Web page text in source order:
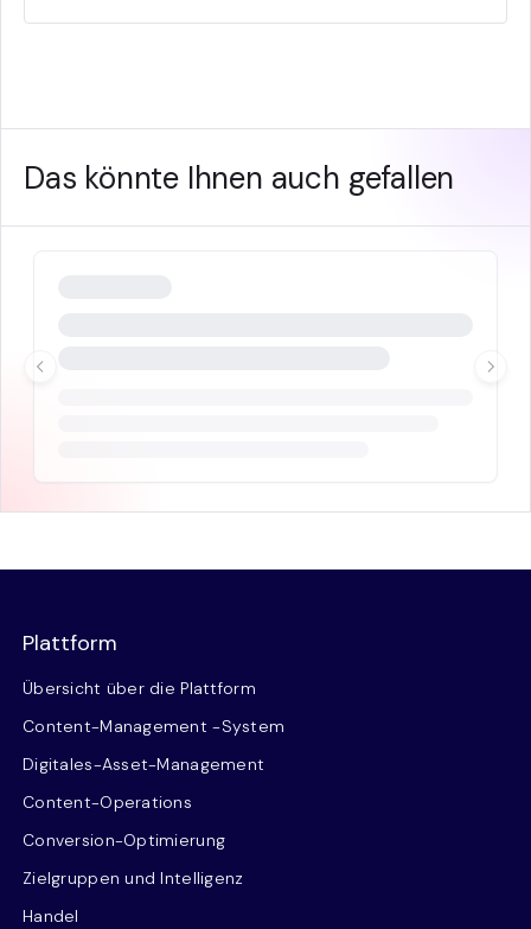
Das könnte Ihnen auch gefallen
Plattform
Übersicht über die Plattform
Content-Management -System
Digitales-Asset-Management
Content-Operations
Conversion-Optimierung
Zielgruppen und Intelligenz
Handel